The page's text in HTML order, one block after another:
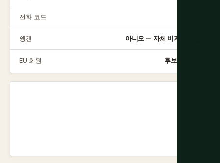
전화 코드
쉥겐 아니오 — 자체 비자 시스템
EU 회원 후보 (2022)